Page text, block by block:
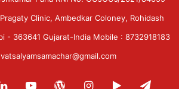
Clinic, Ambedkar Coloney, Rohidash
- 363641 Gujarat-India Mobile : 8732918183
LinkedInYouTubeWordPressInstagram
Google